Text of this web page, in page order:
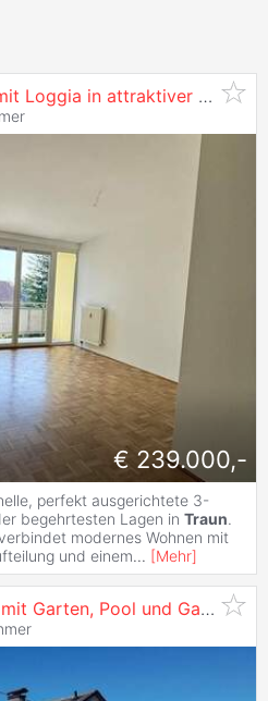
Moderne Loftwohnung mit Loggia in attraktiver Lage - ideal für Eigennutzer oder Anleger, perfekte Anbindung nach Linz
€ 239.000,-
perfekt ausgerichtete 3-
begehrtesten Lagen in Traun.
modernes Wohnen mit
und einem... [Mehr]
Großzügiges Wohnhaus mit Garten, Pool und Garage